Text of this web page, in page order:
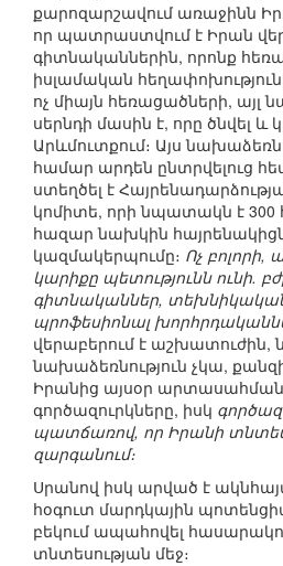
քարոզարշավում առաջինն
որ պատրաստվում է Իրան
գիտնականներին, որոնք
իսլամական
ոչ միայն հեռացածների, այլ
սերնդի մասին է, որը ծնվել և
Արևմուտքում։ Այս
համար արդեն ընտրվելուց
ստեղծել է
կոմիտե, որի նպատակն է 300
հազար նախկին
կազմակերպումը։ Ոչ բոլորի,
կարիքը պետությունն ունի.
գիտնականներ,
պրոֆեսիոնալ
վերաբերում է աշխատուժին,
նախաձեռնություն չկա,
Իրանից այսօր արտասահման
գործազուրկները, իսկ
պատճառով, որ Իրանի
զարգանում։
Սրանով իսկ արված է
հօգուտ մարդկային
բեկում ապահովել
տնտեսության մեջ։